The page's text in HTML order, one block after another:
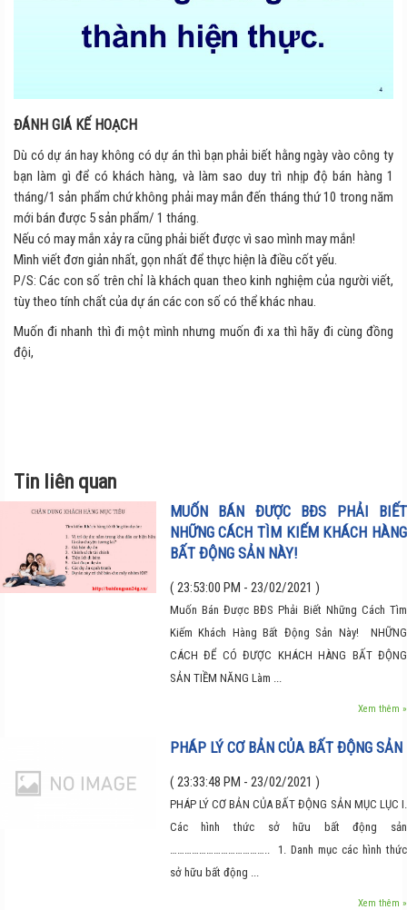
ĐÁNH GIÁ KẾ HOẠCH
Dù có dự án hay không có dự án thì bạn phải biết hằng ngày vào công ty
bạn làm gì để có khách hàng, và làm sao duy trì nhịp độ bán hàng 1
tháng/1 sản phẩm chứ không phải may mắn đến tháng thứ 10 trong năm
mới bán được 5 sản phẩm/ 1 tháng.
Nếu có may mắn xảy ra cũng phải biết được vì sao mình may mắn!
Mình viết đơn giản nhất, gọn nhất để thực hiện là điều cốt yếu.
P/S: Các con số trên chỉ là khách quan theo kinh nghiệm của người viết,
tùy theo tính chất của dự án các con số có thể khác nhau.
Muốn đi nhanh thì đi một mình nhưng muốn đi xa thì hãy đi cùng đồng
đội,
Tin liên quan
MUỐN BÁN ĐƯỢC BĐS PHẢI BIẾT
NHỮNG CÁCH TÌM KIẾM KHÁCH HÀNG
BẤT ĐỘNG SẢN NÀY!
( 23:53:00 PM - 23/02/2021 )
Muốn Bán Được BĐS Phải Biết Những Cách Tìm
Kiếm Khách Hàng Bất Động Sản Này! NHỮNG
CÁCH ĐỂ CÓ ĐƯỢC KHÁCH HÀNG BẤT ĐỘNG
SẢN TIỀM NĂNG Làm ...
Xem thêm »
PHÁP LÝ CƠ BẢN CỦA BẤT ĐỘNG SẢN
( 23:33:48 PM - 23/02/2021 )
PHÁP LÝ CƠ BẢN CỦA BẤT ĐỘNG SẢN MỤC LỤC I.
Các hình thức sở hữu bất động sản
………………………………….. 1. Danh mục các hình thức
sở hữu bất động ...
Xem thêm »